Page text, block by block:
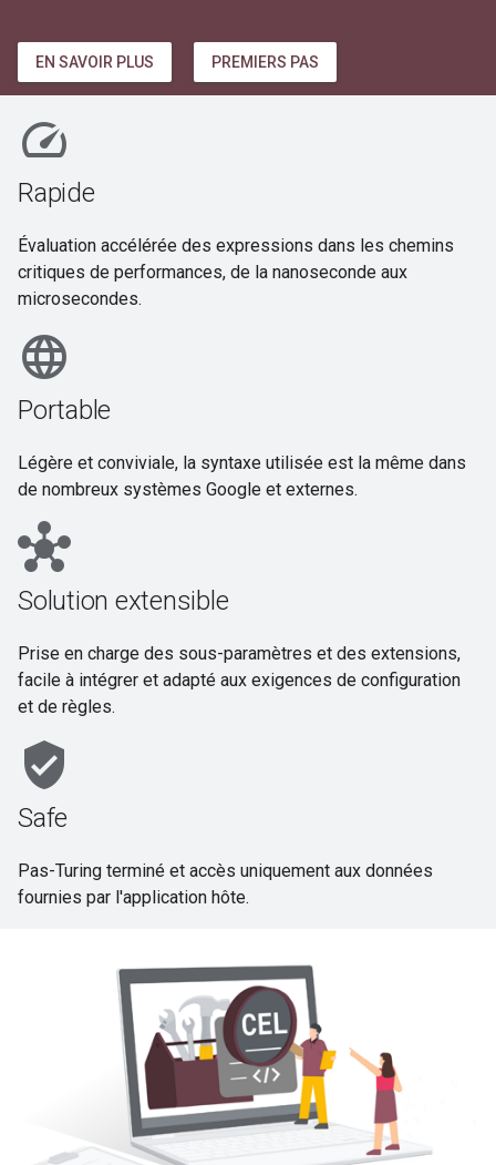
EN SAVOIR PLUS PREMIERS PAS
speed
Rapide
Évaluation accélérée des expressions dans les chemins
critiques de performances, de la nanoseconde aux
microsecondes.
language
Portable
Légère et conviviale, la syntaxe utilisée est la même dans
de nombreux systèmes Google et externes.
hub
Solution extensible
Prise en charge des sous-paramètres et des extensions,
facile à intégrer et adapté aux exigences de configuration
et de règles.
verified_user
Safe
Pas-Turing terminé et accès uniquement aux données
fournies par l'application hôte.